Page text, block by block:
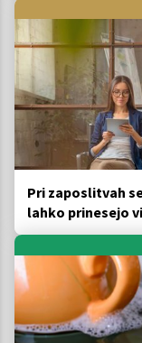
Pri zaposlitvah
lahko prinesejo